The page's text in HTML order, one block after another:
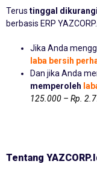
Terus tinggal
berbasis ERP
Jika Anda
laba bersih
Dan jika Anda
memperoleh
125.000 – Rp.
Tentang